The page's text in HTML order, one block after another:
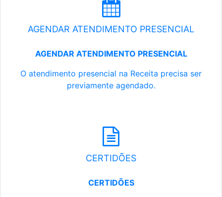
AGENDAR ATENDIMENTO PRESENCIAL
AGENDAR ATENDIMENTO PRESENCIAL
O atendimento presencial na Receita precisa ser
previamente agendado.
CERTIDÕES
CERTIDÕES